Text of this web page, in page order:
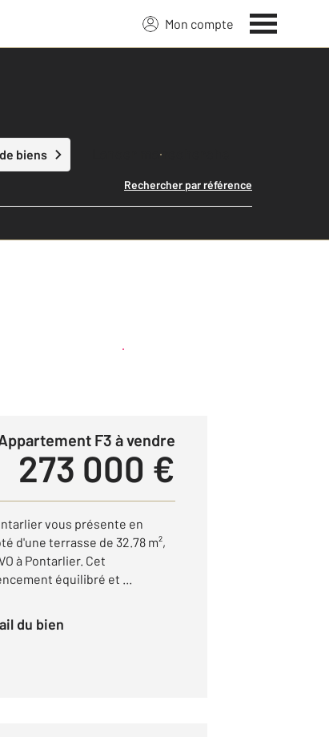
Mon compte
biens Lancer ma recherche
Rechercher par référence
Créer une alerte
Appartement F3 à vendre
273 000 €
vous présente en
d'une terrasse de 32.78 m²,
à Pontarlier. Cet
équilibré et ...
du bien